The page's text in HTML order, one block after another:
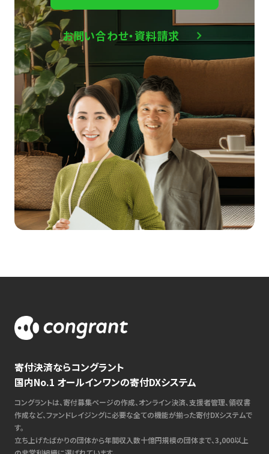
お問い合わせ・資料請求
寄付決済ならコングラント
国内No.1 オールインワンの寄付DXシステム
コングラントは、寄付募集ページの作成、オンライン決済、支援者管理、領収書
作成など、ファンドレイジングに必要な全ての機能が揃った寄付DXシステムで
す。
立ち上げたばかりの団体から年間収入数十億円規模の団体まで、3,000以上